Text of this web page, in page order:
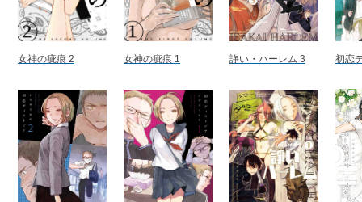
女神の疵痕 2 女神の疵痕 1 諍い・ハーレム 3 初恋